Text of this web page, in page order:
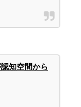
知空間から